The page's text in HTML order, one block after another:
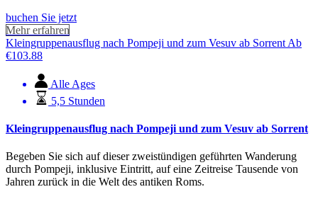
buchen Sie jetzt
Mehr erfahren
Kleingruppenausflug nach Pompeji und zum Vesuv ab Sorrent Ab
€103.88
Alle Ages
5,5 Stunden
Kleingruppenausflug nach Pompeji und zum Vesuv ab Sorrent
Begeben Sie sich auf dieser zweistündigen geführten Wanderung
durch Pompeji, inklusive Eintritt, auf eine Zeitreise Tausende von
Jahren zurück in die Welt des antiken Roms.